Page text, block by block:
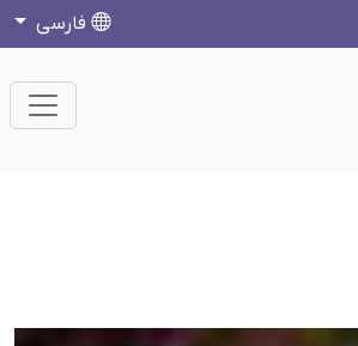
فارسی